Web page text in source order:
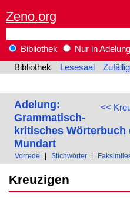
Zeno.org
Bibliothek
Nur in
Bibliothek
Lesesaal
<<
Adelung:
Grammatisch-
kritisches Wörterbuch
Mundart
Vorrede Stichwörter
Kreuzigen